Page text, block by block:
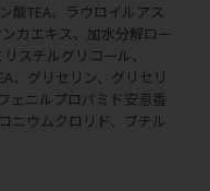
酸TEA、ラウロイルアス
カエキス、加水分解ロー
スチルグリコール、
、グリセリン、グリセリ
ェニルプロパミド安息香
ニウムクロリド、ブチル